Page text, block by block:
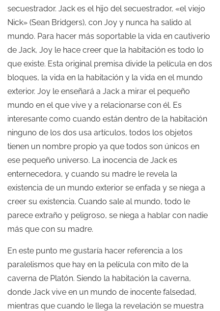
secuestrador. Jack es el hijo del secuestrador, «el viejo
Nick» (Sean Bridgers), con Joy y nunca ha salido al
mundo. Para hacer más soportable la vida en cautiverio
de Jack, Joy le hace creer que la habitación es todo lo
que existe. Esta original premisa divide la película en dos
bloques, la vida en la habitación y la vida en el mundo
exterior. Joy le enseñará a Jack a mirar el pequeño
mundo en el que vive y a relacionarse con él. Es
interesante como cuando están dentro de la habitación
ninguno de los dos usa artículos, todos los objetos
tienen un nombre propio ya que todos son únicos en
ese pequeño universo. La inocencia de Jack es
enternecedora, y cuando su madre le revela la
existencia de un mundo exterior se enfada y se niega a
creer su existencia. Cuando sale al mundo, todo le
parece extraño y peligroso, se niega a hablar con nadie
más que con su madre.
En este punto me gustaría hacer referencia a los
paralelismos que hay en la película con mito de la
caverna de Platón. Siendo la habitación la caverna,
donde Jack vive en un mundo de inocente falsedad,
mientras que cuando le llega la revelación se muestra